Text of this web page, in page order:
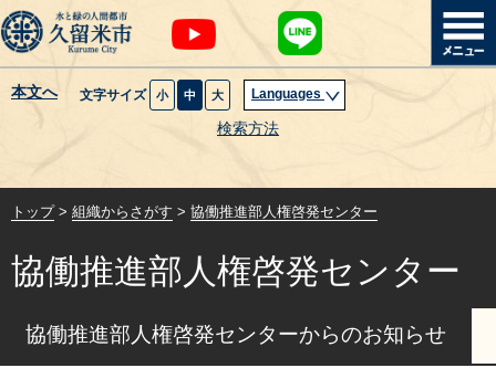
本文へ 文字サイズ 小 中 大 Languages
検索方法
暮らし・届出
健康・医療・福祉
観光魅力・イベント
創業・産業・ビジネス
トップ> 組織からさがす > 協働推進部人権啓発センター
協働推進部人権啓発センター
協働推進部人権啓発センターからのお知らせ